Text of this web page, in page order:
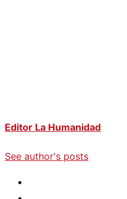
Editor La Humanidad
See author's posts